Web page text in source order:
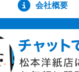
会社概要